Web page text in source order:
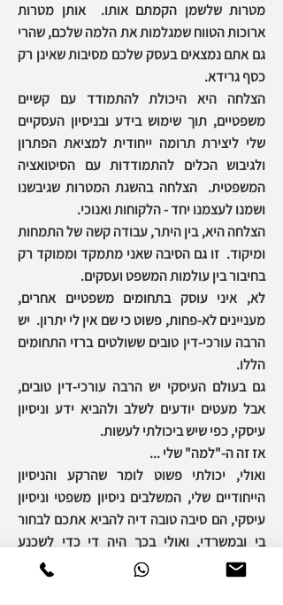
מטרות שלשמן הקמתם אותו. אותן מטרות
ארוכות הטווח שמגלמות את הלמה שלכם, שהרי
גם אתם נמצאים בעסק שלכם מסיבות שאינן רק
כסף גרידא.
הצלחה היא היכולת להתמודד עם קשיים
משפטיים, תוך שימוש בידע ובניסיון העסקיים
שלי ליצירת תרומה ייחודית למציאת הפתרון
ולגיבוש הכלים להתמודדות עם הסיטואציה
המשפטית. הצלחה בהשגת המטרות שגיבשנו
ושמנו לעצמנו יחד - הלקוחות ואנוכי.
הצלחה היא, בין היתר, עבודה קשה של התמחות
ומיקוד. זו גם הסיבה שאני מתמקד וממוקד רק
בחיבור בין עולמות המשפט ועסקים.
לא, איני עוסק בתחומים משפטיים אחרים,
מעניינים לא-פחות, פשוט כי שם אין לי יתרון. יש
הרבה עורכי-דין טובים ששולטים ברזי התחומים
הללו.
גם בעולם העיסקי יש הרבה עורכי-דין טובים,
אבל מעטים יודעים לשלב ולהביא ידע וניסיון
עיסקי, כפי שיש ביכולתי לעשות.
אז זה ה-"למה" שלי ...
ואולי, יכולתי פשוט לומר שהרקע והניסיון
הייחודיים שלי, המשלבים ניסיון משפטי וניסיון
עיסקי, הם סיבה טובה דיה להביא אתכם לבחור
בי ובמשרדי, ואולי בכך היה די כדי לשכנע
אתכם.